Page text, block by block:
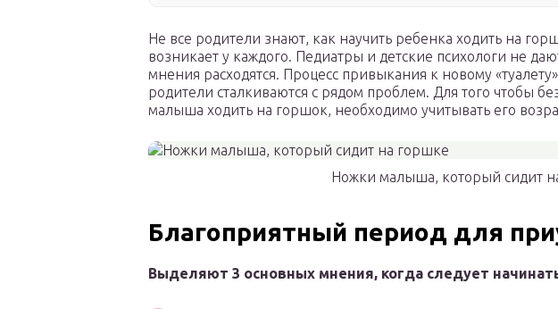
Не все родители знают, как научить ребенка ходить на
возникает у каждого. Педиатры и детские психологи не
мнения расходятся. Процесс привыкания к новому
родители сталкиваются с рядом проблем. Для того чтобы
малыша ходить на горшок, необходимо учитывать его
Ножки малыша, который сидит
Благоприятный период для
Выделяют 3 основных мнения, когда следует